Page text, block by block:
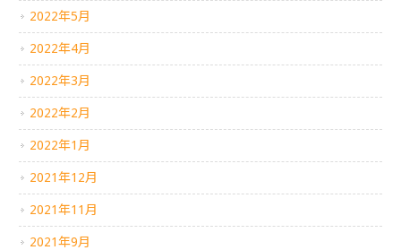
2022年5月
2022年4月
2022年3月
2022年2月
2022年1月
2021年12月
2021年11月
2021年9月